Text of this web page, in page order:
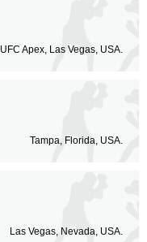
UFC Apex, Las Vegas, USA.
Tampa, Florida, USA.
Las Vegas, Nevada, USA.